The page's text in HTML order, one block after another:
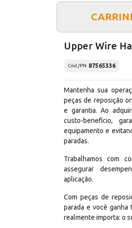
Upper Wire
Cód./PN 87565336
Mantenha sua
peças de reposição
e garantia. Ao
custo-benefício,
equipamento e
paradas.
Trabalhamos com
assegurar
aplicação.
Com peças de
parada e você
realmente importa: o